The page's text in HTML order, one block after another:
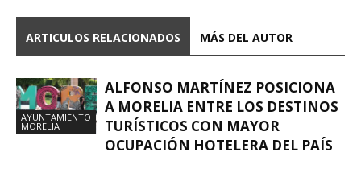
ARTICULOS RELACIONADOS MÁS DEL AUTOR
AYUNTAMIENTO
MORELIA
ALFONSO MARTÍNEZ POSICIONA
A MORELIA ENTRE LOS DESTINOS
TURÍSTICOS CON MAYOR
OCUPACIÓN HOTELERA DEL PAÍS